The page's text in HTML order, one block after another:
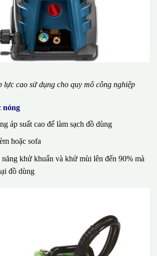
lực cao sử dụng cho quy mô công nghiệp
nóng
áp suất cao để làm sạch đồ dùng
hoặc sofa
khử khuẩn và khử mùi lên đến 90% mà
đồ dùng